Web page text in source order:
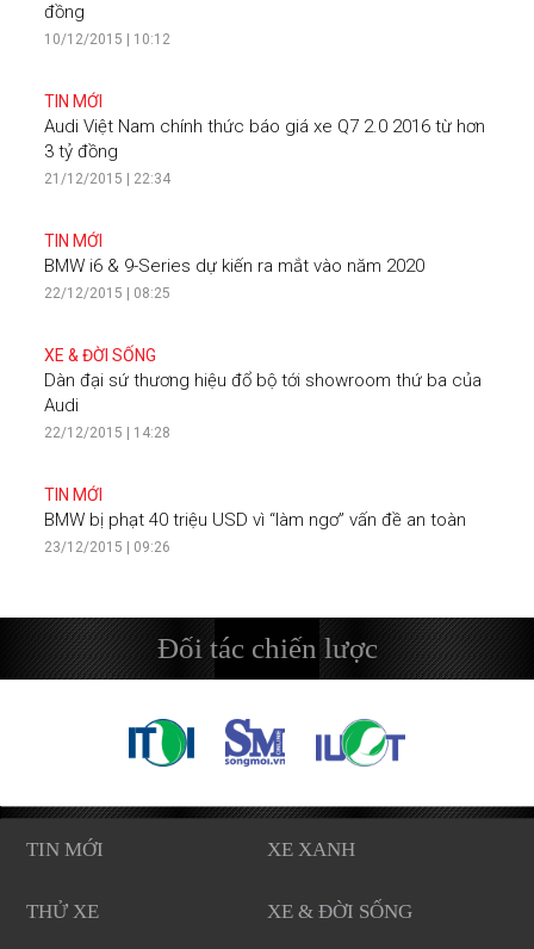
đồng
10/12/2015 | 10:12
TIN MỚI
Audi Việt Nam chính thức báo giá xe Q7 2.0 2016 từ hơn
3 tỷ đồng
21/12/2015 | 22:34
TIN MỚI
BMW i6 & 9-Series dự kiến ra mắt vào năm 2020
22/12/2015 | 08:25
XE & ĐỜI SỐNG
Dàn đại sứ thương hiệu đổ bộ tới showroom thứ ba của
Audi
22/12/2015 | 14:28
TIN MỚI
BMW bị phạt 40 triệu USD vì “làm ngơ” vấn đề an toàn
23/12/2015 | 09:26
Đối tác chiến lược
TIN MỚI XE XANH
THỬ XE XE & ĐỜI SỐNG